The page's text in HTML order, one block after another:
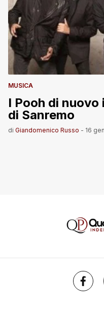
MUSICA
I Pooh di nuovo
di Sanremo
di Giandomenico Russo - 16